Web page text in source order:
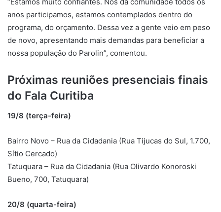
anos participamos, estamos contemplados dentro do
programa, do orçamento. Dessa vez a gente veio em peso
de novo, apresentando mais demandas para beneficiar a
nossa população do Parolin”, comentou.
Próximas reuniões presenciais finais
do Fala Curitiba
19/8 (terça-feira)
Bairro Novo – Rua da Cidadania (Rua Tijucas do Sul, 1.700,
Sítio Cercado)
Tatuquara – Rua da Cidadania (Rua Olivardo Konoroski
Bueno, 700, Tatuquara)
20/8 (quarta-feira)